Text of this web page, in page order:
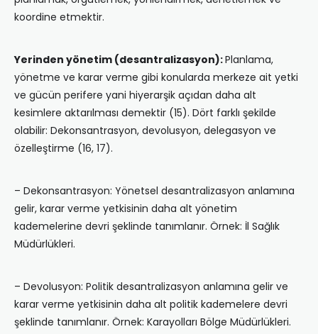
koordine etmektir.
Yerinden yönetim (desantralizasyon):Planlama,
yönetme ve karar verme gibi konularda merkeze ait yetki
ve gücün perifere yani hiyerarşik açıdan daha alt
kesimlere aktarılması demektir (15). Dört farklı şekilde
olabilir: Dekonsantrasyon, devolusyon, delegasyon ve
özelleştirme (16, 17).
– Dekonsantrasyon: Yönetsel desantralizasyon anlamına
gelir, karar verme yetkisinin daha alt yönetim
kademelerine devri şeklinde tanımlanır. Örnek: İl Sağlık
Müdürlükleri.
– Devolusyon: Politik desantralizasyon anlamına gelir ve
karar verme yetkisinin daha alt politik kademelere devri
şeklinde tanımlanır. Örnek: Karayolları Bölge Müdürlükleri.